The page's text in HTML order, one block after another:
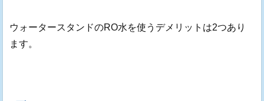
ウォータースタンドのRO水を使うデメリットは2つあり
ます。